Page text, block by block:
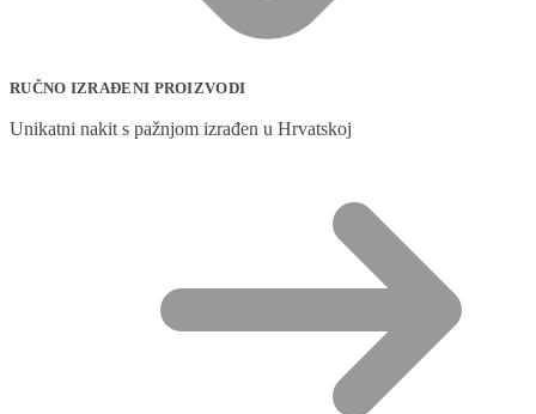
RUČNO IZRAĐENI PROIZVODI
Unikatni nakit s pažnjom izrađen u Hrvatskoj